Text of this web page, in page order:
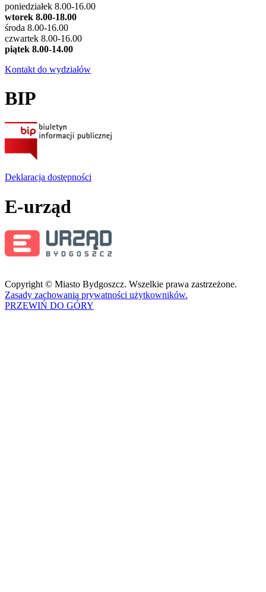
poniedziałek 8.00-16.00
wtorek 8.00-18.00
środa 8.00-16.00
czwartek 8.00-16.00
piątek 8.00-14.00
Kontakt do wydziałów
BIP
Deklaracja dostępności
E-urząd
Copyright © Miasto Bydgoszcz. Wszelkie prawa zastrzeżone.
Zasady zachowania prywatności użytkowników.
PRZEWIŃ DO GÓRY